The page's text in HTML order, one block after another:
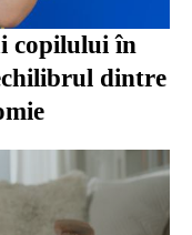
copilului în
dintre